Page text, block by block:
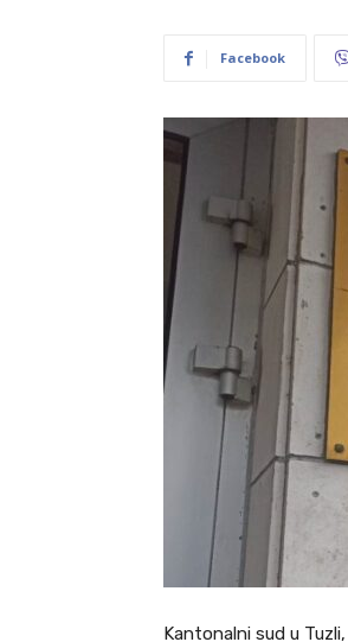
Facebook
Kantonalni sud u